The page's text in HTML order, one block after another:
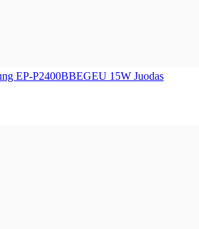
EP-P2400BBEGEU 15W Juodas